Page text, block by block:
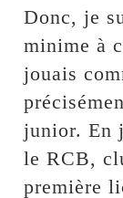
Donc, je
minime à
jouais
junior. En
le RCB,
première